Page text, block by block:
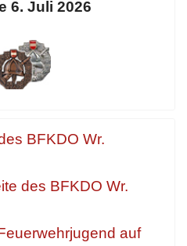
6. Juli 2026
BFKDO Wr.
des BFKDO Wr.
auf